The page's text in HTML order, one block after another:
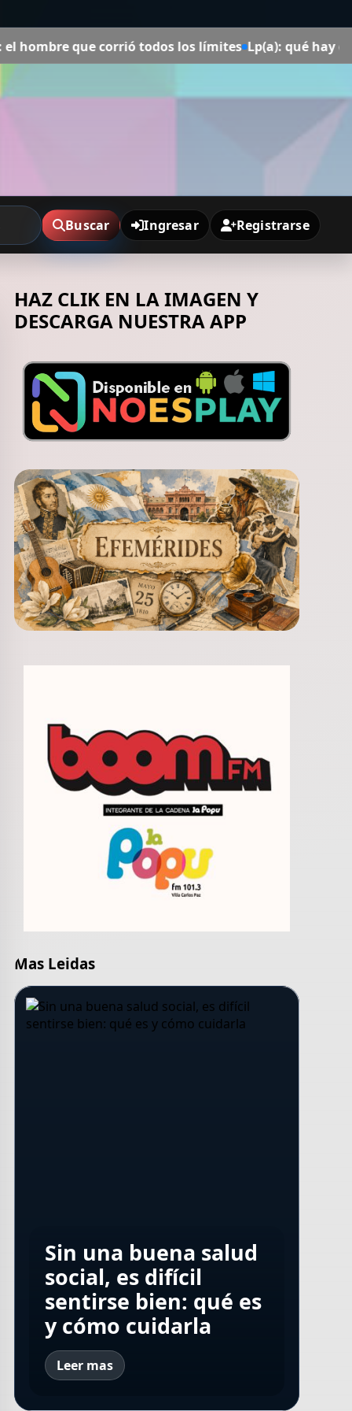
corrió todos los límites Lp(a): qué hay que saber
Buscar Ingresar Registrarse
HAZ CLIK EN LA IMAGEN Y
DESCARGA NUESTRA APP
Mas Leidas
Efemérides del 8 de
agosto
Caída del cabello:
mitos y verdades
para evitarla
Sarcopenia: cómo
recuperar la fuerza
muscular en las
piernas
Sin una buena salud
social, es difícil
sentirse bien: qué es
y cómo cuidarla
Leer mas